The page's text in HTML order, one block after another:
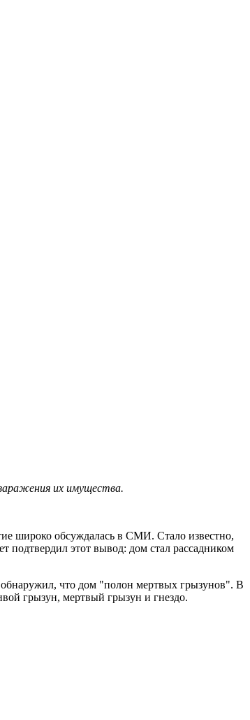
их имущества.
широко обсуждалась в СМИ. Стало известно,
подтвердил этот вывод: дом стал рассадником
что дом "полон мертвых грызунов". В
грызун, мертвый грызун и гнездо.